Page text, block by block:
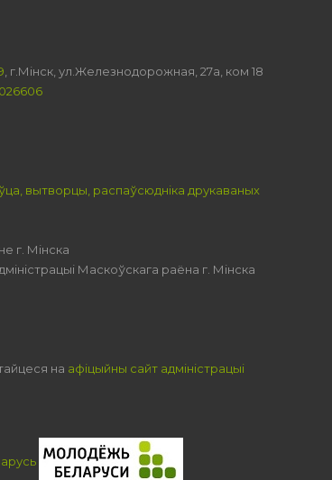
, г.Мінск, ул.Железнодорожная, 27а, ком 18
вытворцы, распаўсюдніка друкаваных
г. Мінска
Маскоўскага раёна г. Мінска
на афіцыйны сайт адміністрацыі